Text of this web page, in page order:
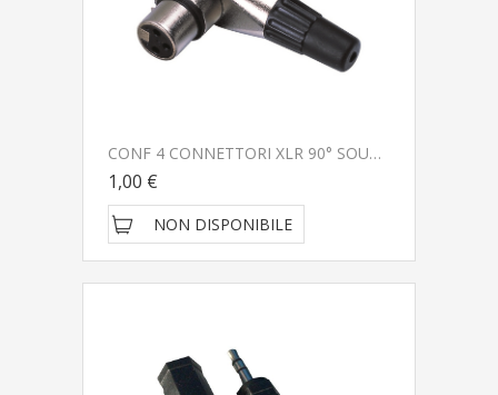
CONF 4 CONNETTORI XLR 90° SOUNDSATION GO-LINK SXLR034F
1,00 €
NON DISPONIBILE